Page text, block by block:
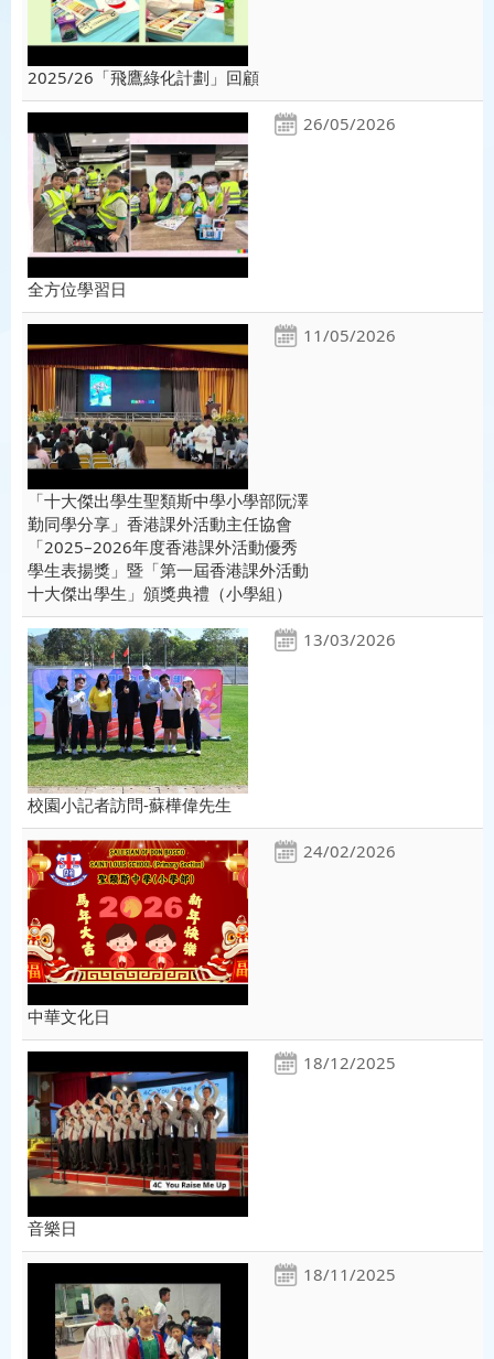
2025/26「飛鷹綠化計劃」回顧
26/05/2026
全方位學習日
11/05/2026
「十大傑出學生聖類斯中學小學部阮澤
勤同學分享」香港課外活動主任協會
「2025–2026年度香港課外活動優秀
學生表揚獎」暨「第一屆香港課外活動
十大傑出學生」頒獎典禮（小學組）
13/03/2026
校園小記者訪問-蘇樺偉先生
24/02/2026
中華文化日
18/12/2025
音樂日
18/11/2025